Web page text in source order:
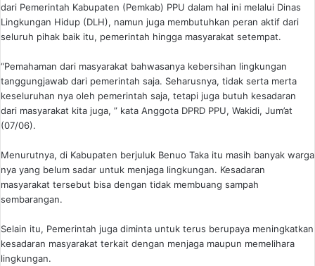
dari Pemerintah Kabupaten (Pemkab) PPU dalam hal ini melalui Dinas
Lingkungan Hidup (DLH), namun juga membutuhkan peran aktif dari
seluruh pihak baik itu, pemerintah hingga masyarakat setempat.
“Pemahaman dari masyarakat bahwasanya kebersihan lingkungan
tanggungjawab dari pemerintah saja. Seharusnya, tidak serta merta
keseluruhan nya oleh pemerintah saja, tetapi juga butuh kesadaran
dari masyarakat kita juga, ” kata Anggota DPRD PPU, Wakidi, Jum’at
(07/06).
Menurutnya, di Kabupaten berjuluk Benuo Taka itu masih banyak warga
nya yang belum sadar untuk menjaga lingkungan. Kesadaran
masyarakat tersebut bisa dengan tidak membuang sampah
sembarangan.
Selain itu, Pemerintah juga diminta untuk terus berupaya meningkatkan
kesadaran masyarakat terkait dengan menjaga maupun memelihara
lingkungan.